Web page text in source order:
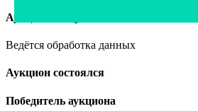
Аукцион завершён
Ведётся обработка данных
Аукцион состоялся
Победитель аукциона